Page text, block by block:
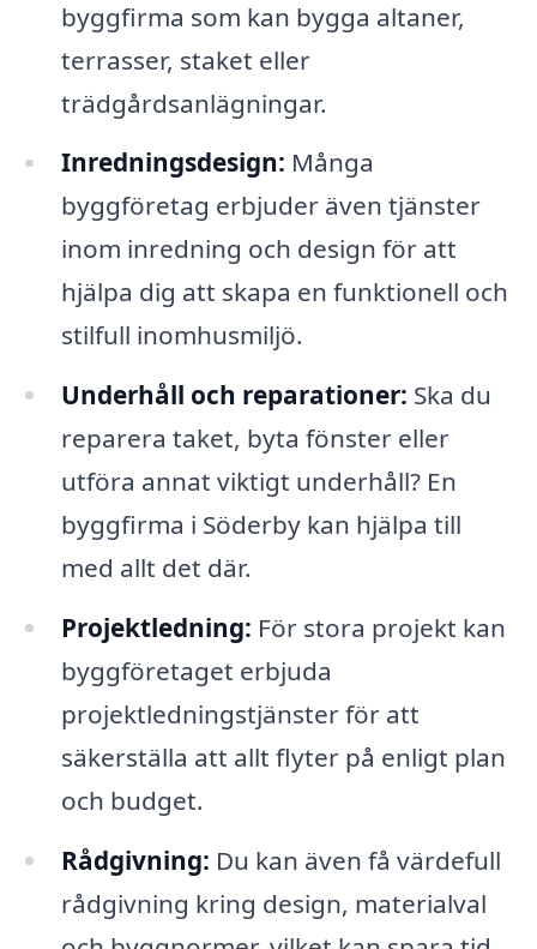
byggfirma som kan bygga altaner,
terrasser, staket eller
trädgårdsanlägningar.
Inredningsdesign: Många
byggföretag erbjuder även tjänster
inom inredning och design för att
hjälpa dig att skapa en funktionell och
stilfull inomhusmiljö.
Underhåll och reparationer: Ska du
reparera taket, byta fönster eller
utföra annat viktigt underhåll? En
byggfirma i Söderby kan hjälpa till
med allt det där.
Projektledning: För stora projekt kan
byggföretaget erbjuda
projektledningstjänster för att
säkerställa att allt flyter på enligt plan
och budget.
Rådgivning: Du kan även få värdefull
rådgivning kring design, materialval